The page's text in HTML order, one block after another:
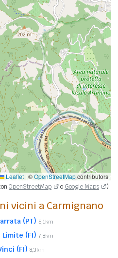
Leaflet | ©OpenStreetMapcontributors
OpenStreetMap o Google Maps )
vicini a Carmignano
(PT) 5,1km
Limite (FI) 7,8km
(FI) 8,3km